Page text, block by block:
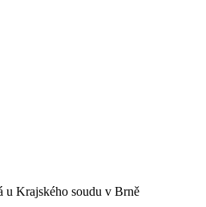
u Krajského soudu v Brně